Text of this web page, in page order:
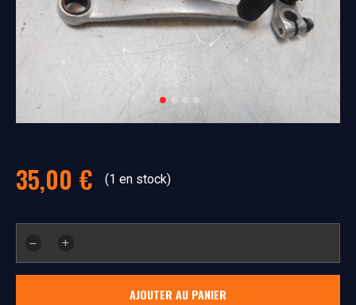
35,00 € (1 en stock)
sélecteur
AJOUTER AU PANIER